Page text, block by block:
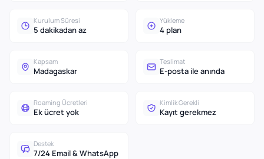
Kurulum Süresi
5 dakikadan az
Yükleme
4 plan
Kapsam
Madagaskar
Teslimat
E-posta ile anında
Roaming Ücretleri
Ek ücret yok
Kimlik Gerekli
Kayıt gerekmez
Destek
7/24 Email & WhatsApp